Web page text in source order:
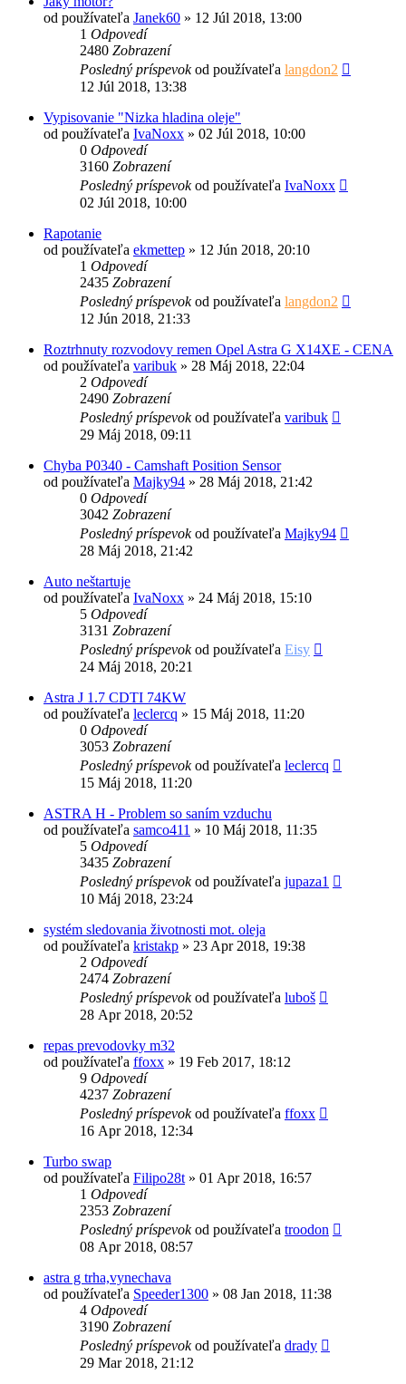
od používateľa Janek60 » 12 Júl 2018, 13:00
1 Odpovedí
2480 Zobrazení
Posledný príspevokod používateľa langdon2
12 Júl 2018, 13:38
Vypisovanie "Nizka hladina oleje"
od používateľa IvaNoxx » 02 Júl 2018, 10:00
0 Odpovedí
3160 Zobrazení
Posledný príspevokod používateľa IvaNoxx
02 Júl 2018, 10:00
Rapotanie
od používateľa ekmettep » 12 Jún 2018, 20:10
1 Odpovedí
2435 Zobrazení
Posledný príspevokod používateľa langdon2
12 Jún 2018, 21:33
Roztrhnuty rozvodovy remen Opel Astra G X14XE - CENA
od používateľa varibuk » 28 Máj 2018, 22:04
2 Odpovedí
2490 Zobrazení
Posledný príspevokod používateľa varibuk
29 Máj 2018, 09:11
Chyba P0340 - Camshaft Position Sensor
od používateľa Majky94 » 28 Máj 2018, 21:42
0 Odpovedí
3042 Zobrazení
Posledný príspevokod používateľa Majky94
28 Máj 2018, 21:42
Auto neštartuje
od používateľa IvaNoxx » 24 Máj 2018, 15:10
5 Odpovedí
3131 Zobrazení
Posledný príspevokod používateľa Eisy
24 Máj 2018, 20:21
Astra J 1.7 CDTI 74KW
od používateľa leclercq » 15 Máj 2018, 11:20
0 Odpovedí
3053 Zobrazení
Posledný príspevokod používateľa leclercq
15 Máj 2018, 11:20
ASTRA H - Problem so saním vzduchu
od používateľa samco411 » 10 Máj 2018, 11:35
5 Odpovedí
3435 Zobrazení
Posledný príspevokod používateľa jupaza1
10 Máj 2018, 23:24
systém sledovania životnosti mot. oleja
od používateľa kristakp » 23 Apr 2018, 19:38
2 Odpovedí
2474 Zobrazení
Posledný príspevokod používateľa luboš
28 Apr 2018, 20:52
repas prevodovky m32
od používateľa ffoxx » 19 Feb 2017, 18:12
9 Odpovedí
4237 Zobrazení
Posledný príspevokod používateľa ffoxx
16 Apr 2018, 12:34
Turbo swap
od používateľa Filipo28t » 01 Apr 2018, 16:57
1 Odpovedí
2353 Zobrazení
Posledný príspevokod používateľa troodon
08 Apr 2018, 08:57
astra g trha,vynechava
od používateľa Speeder1300 » 08 Jan 2018, 11:38
4 Odpovedí
3190 Zobrazení
Posledný príspevokod používateľa drady
29 Mar 2018, 21:12